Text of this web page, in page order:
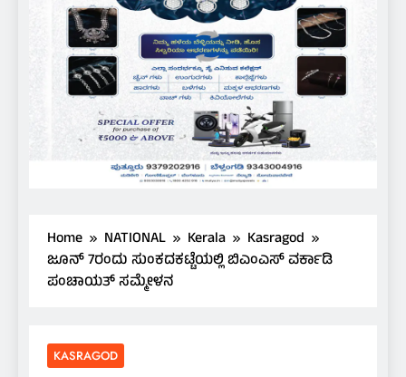
Home NATIONAL Kerala
Kasragod
ಜೂನ್ 7ರಂದು ಸುಂಕದಕಟ್ಟೆಯಲ್ಲಿ ಬಿಎಂಎಸ್ ವರ್ಕಾಡಿ
ಪಂಚಾಯತ್ ಸಮ್ಮೇಳನ
KASRAGOD